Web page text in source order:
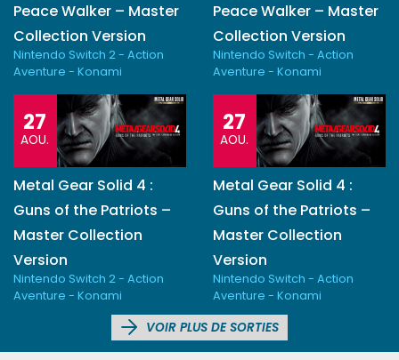
Peace Walker – Master
Collection Version
Nintendo Switch 2 - Action
Aventure - Konami
Peace Walker – Master
Collection Version
Nintendo Switch - Action
Aventure - Konami
27
AOU.
Metal Gear Solid 4 :
Guns of the Patriots –
Master Collection
Version
Nintendo Switch 2 - Action
Aventure - Konami
27
AOU.
Metal Gear Solid 4 :
Guns of the Patriots –
Master Collection
Version
Nintendo Switch - Action
Aventure - Konami
VOIR PLUS DE SORTIES